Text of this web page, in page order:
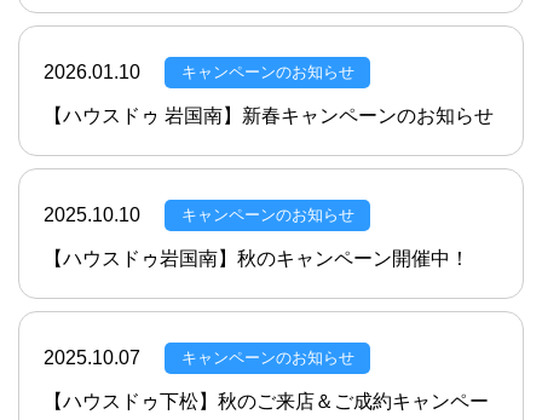
2026.01.10 キャンペーンのお知らせ
【ハウスドゥ 岩国南】新春キャンペーンのお知らせ
2025.10.10 キャンペーンのお知らせ
【ハウスドゥ岩国南】秋のキャンペーン開催中！
2025.10.07 キャンペーンのお知らせ
【ハウスドゥ下松】秋のご来店＆ご成約キャンペー